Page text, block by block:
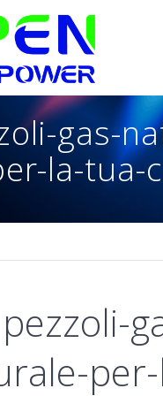
gas-
la-tua-
pezzoli-